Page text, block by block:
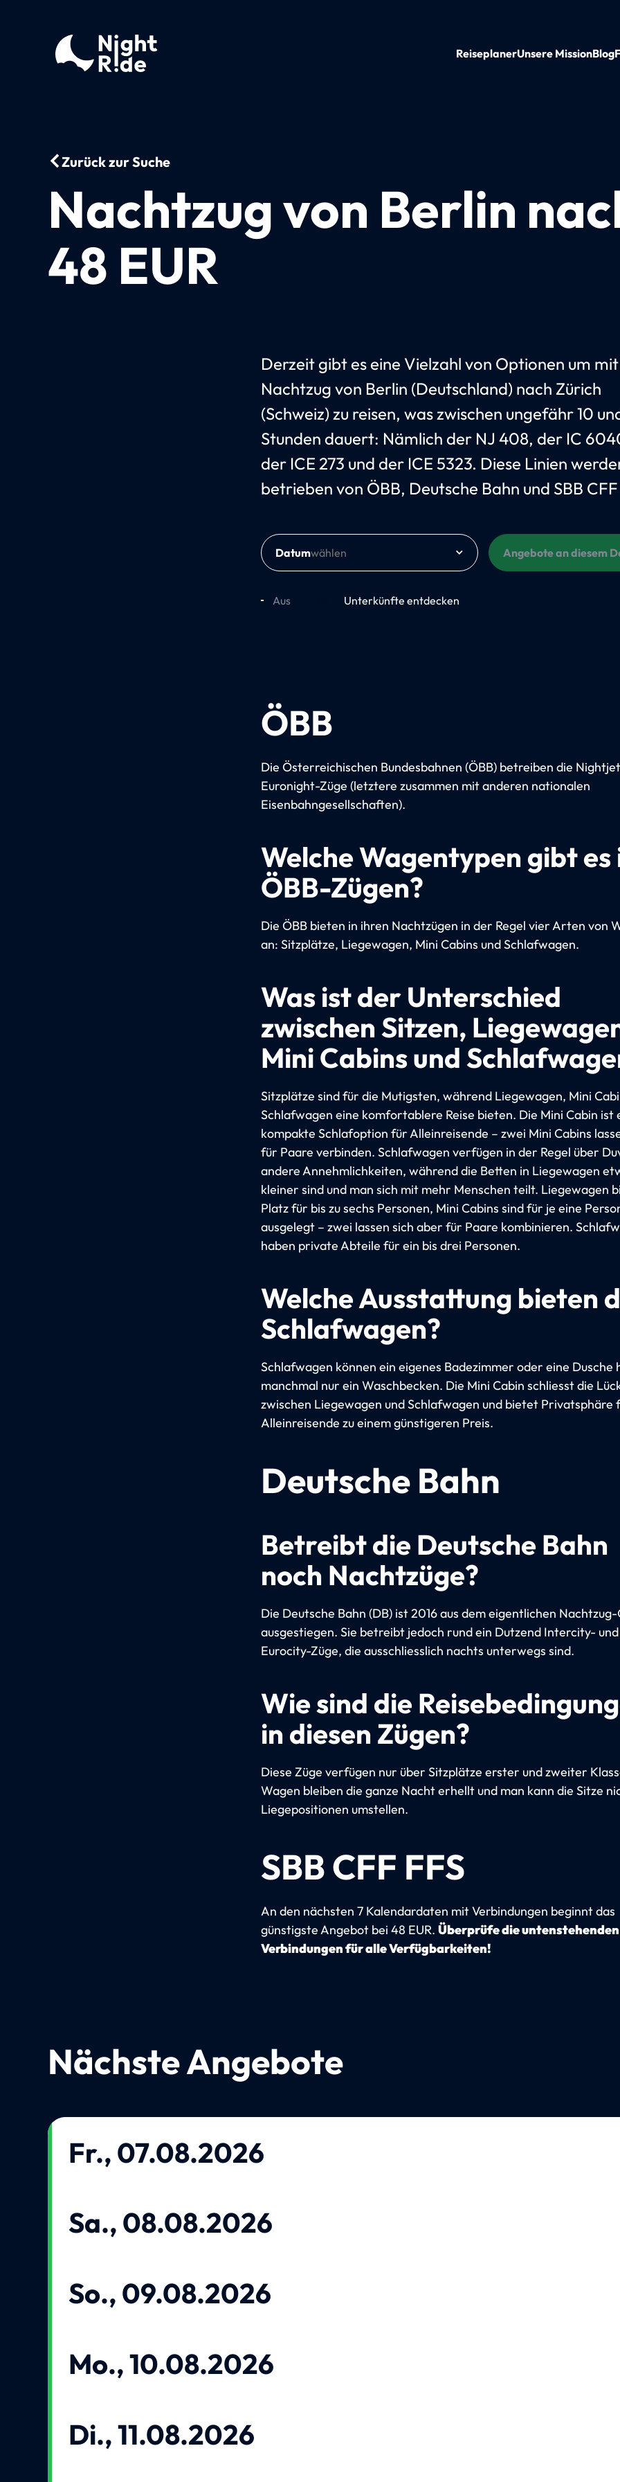
ReiseplanerUnsere MissionBlog
Zurück zur Suche
Nachtzug von Berlin
48 EUR
Derzeit gibt es eine Vielzahl von Optionen um
Nachtzug von Berlin (Deutschland) nach Zürich
(Schweiz) zu reisen, was zwischen ungefähr 10
Stunden dauert: Nämlich der NJ 408, der IC
der ICE 273 und der ICE 5323. Diese Linien
betrieben von ÖBB, Deutsche Bahn und SBB CFF
Datum Angebote an diesem
Aus Unterkünfte entdecken
ÖBB
Die Österreichischen Bundesbahnen (ÖBB) betreiben die
Euronight-Züge (letztere zusammen mit anderen nationalen
Eisenbahngesellschaften).
Welche Wagentypen gibt es
ÖBB-Zügen?
Die ÖBB bieten in ihren Nachtzügen in der Regel vier Arten von
an: Sitzplätze, Liegewagen, Mini Cabins und Schlafwagen.
Was ist der Unterschied
zwischen Sitzen,
Mini Cabins und
Sitzplätze sind für die Mutigsten, während Liegewagen, Mini
Schlafwagen eine komfortablere Reise bieten. Die Mini Cabin ist
kompakte Schlafoption für Alleinreisende – zwei Mini Cabins
für Paare verbinden. Schlafwagen verfügen in der Regel über
andere Annehmlichkeiten, während die Betten in Liegewagen
kleiner sind und man sich mit mehr Menschen teilt. Liegewagen
Platz für bis zu sechs Personen, Mini Cabins sind für je eine
ausgelegt – zwei lassen sich aber für Paare kombinieren.
haben private Abteile für ein bis drei Personen.
Welche Ausstattung bieten
Schlafwagen?
Schlafwagen können ein eigenes Badezimmer oder eine Dusche
manchmal nur ein Waschbecken. Die Mini Cabin schliesst die
zwischen Liegewagen und Schlafwagen und bietet Privatsphäre
Alleinreisende zu einem günstigeren Preis.
Deutsche Bahn
Betreibt die Deutsche Bahn
noch Nachtzüge?
Die Deutsche Bahn (DB) ist 2016 aus dem eigentlichen
ausgestiegen. Sie betreibt jedoch rund ein Dutzend Intercity- und
Eurocity-Züge, die ausschliesslich nachts unterwegs sind.
Wie sind die
in diesen Zügen?
Diese Züge verfügen nur über Sitzplätze erster und zweiter
Wagen bleiben die ganze Nacht erhellt und man kann die Sitze
Liegepositionen umstellen.
SBB CFF FFS
An den nächsten 7 Kalendardaten mit Verbindungen beginnt das
günstigste Angebot bei 48 EUR. Überprüfe die untenstehenden
Verbindungen für alle Verfügbarkeiten!
Nächste Angebote
Fr., 07.08.2026
Sa., 08.08.2026
So., 09.08.2026
Mo., 10.08.2026
Di., 11.08.2026